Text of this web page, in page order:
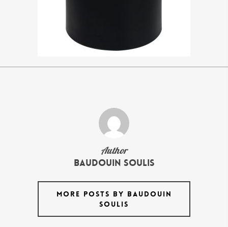
Author
Baudouin Soulis
MORE POSTS BY BAUDOUIN
SOULIS